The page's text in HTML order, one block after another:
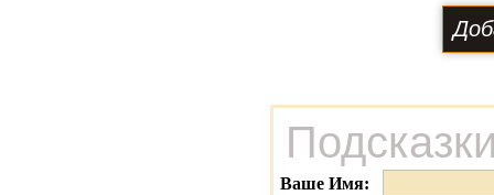
Ваше Имя: